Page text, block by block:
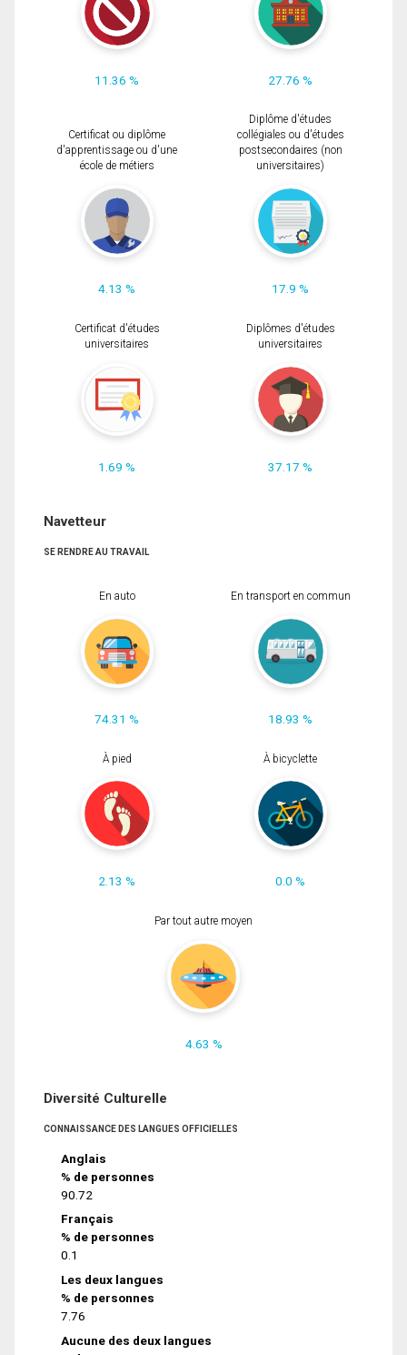
11.36 % 27.76 %
Certificat ou diplôme
d'apprentissage ou d'une
école de métiers
4.13 %
Diplôme d'études
collégiales ou d'études
postsecondaires (non
universitaires)
17.9 %
Certificat d'études
universitaires
1.69 %
Diplômes d'études
universitaires
37.17 %
Navetteur
SE RENDRE AU TRAVAIL
En auto
74.31 %
En transport en commun
18.93 %
À pied
2.13 %
À bicyclette
0.0 %
Par tout autre moyen
4.63 %
Diversité Culturelle
CONNAISSANCE DES LANGUES OFFICIELLES
Anglais
% de personnes
90.72
Français
% de personnes
0.1
Les deux langues
% de personnes
7.76
Aucune des deux langues